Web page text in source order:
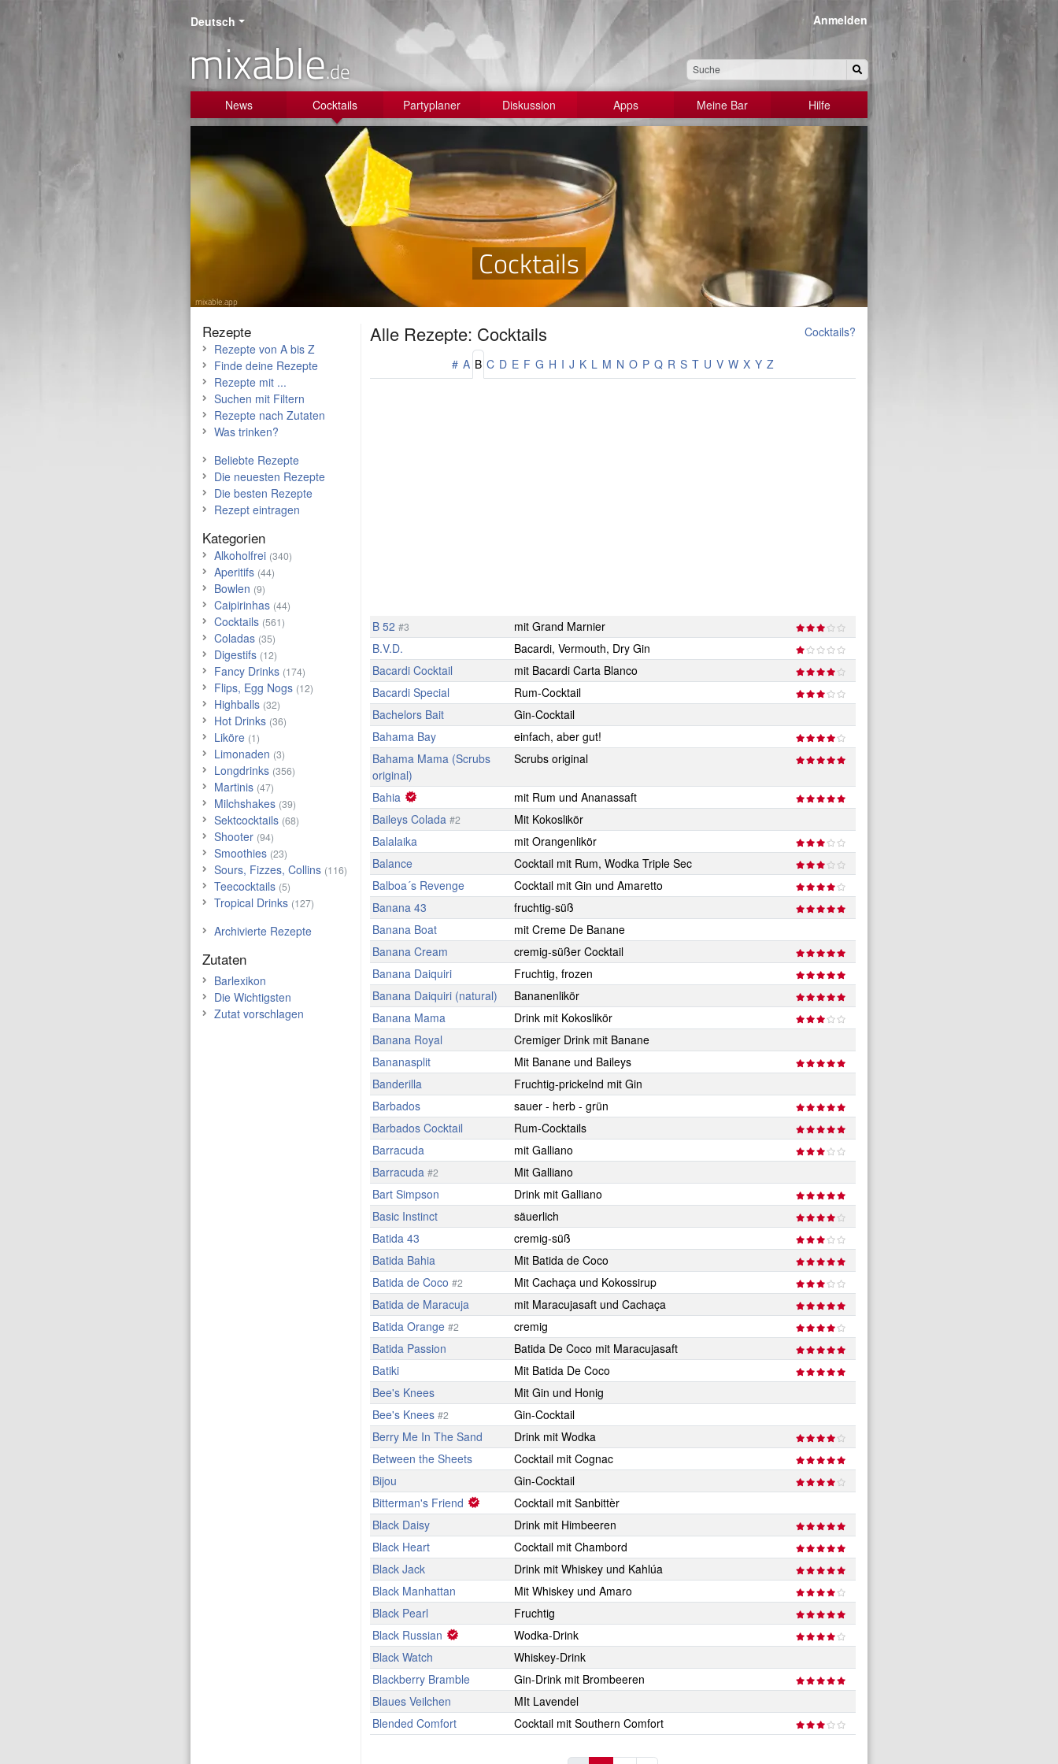
Deutsch
mixable.de
Anmelden
News Cocktails Partyplaner Diskussion Apps Meine Bar Hilfe
Cocktails
Cocktails?
Alle Rezepte: Cocktails
# A B C D E F G H I J K L M N O P Q R S T U V W X Y Z
B 52 #3
mit Grand Marnier
B.V.D.
Bacardi, Vermouth, Dry Gin
Bacardi Cocktail
mit Bacardi Carta Blanco
Bacardi Special
Rum-Cocktail
Bachelors Bait
Gin-Cocktail
Bahama Bay
einfach, aber gut!
Bahama Mama (Scrubs
original)
Scrubs original
Bahia
mit Rum und Ananassaft
Baileys Colada #2
Mit Kokoslikör
Balalaika
mit Orangenlikör
Balance
Cocktail mit Rum, Wodka Triple Sec
Balboa´s Revenge
Cocktail mit Gin und Amaretto
Banana 43
fruchtig-süß
Banana Boat
mit Creme De Banane
Banana Cream
cremig-süßer Cocktail
Banana Daiquiri
Fruchtig, frozen
Banana Daiquiri (natural)
Bananenlikör
Banana Mama
Drink mit Kokoslikör
Banana Royal
Cremiger Drink mit Banane
Bananasplit
Mit Banane und Baileys
Banderilla
Fruchtig-prickelnd mit Gin
Barbados
sauer - herb - grün
Barbados Cocktail
Rum-Cocktails
Barracuda
mit Galliano
Barracuda #2
Mit Galliano
Bart Simpson
Drink mit Galliano
Basic Instinct
säuerlich
Batida 43
cremig-süß
Batida Bahia
Mit Batida de Coco
Batida de Coco #2
Mit Cachaça und Kokossirup
Batida de Maracuja
mit Maracujasaft und Cachaça
Batida Orange #2
cremig
Batida Passion
Batida De Coco mit Maracujasaft
Batiki
Mit Batida De Coco
Bee's Knees
Mit Gin und Honig
Bee's Knees #2
Gin-Cocktail
Berry Me In The Sand
Drink mit Wodka
Between the Sheets
Cocktail mit Cognac
Bijou
Gin-Cocktail
Bitterman's Friend
Cocktail mit Sanbittèr
Black Daisy
Drink mit Himbeeren
Black Heart
Cocktail mit Chambord
Black Jack
Drink mit Whiskey und Kahlúa
Black Manhattan
Mit Whiskey und Amaro
Black Pearl
Fruchtig
Black Russian
Wodka-Drink
Black Watch
Whiskey-Drink
Blackberry Bramble
Gin-Drink mit Brombeeren
Blaues Veilchen
MIt Lavendel
Blended Comfort
Cocktail mit Southern Comfort
Rezepte
Rezepte von A bis Z
Finde deine Rezepte
Rezepte mit ...
Suchen mit Filtern
Rezepte nach Zutaten
Was trinken?
Beliebte Rezepte
Die neuesten Rezepte
Die besten Rezepte
Rezept eintragen
Kategorien
Alkoholfrei (340)
Aperitifs (44)
Bowlen (9)
Caipirinhas (44)
Cocktails (561)
Coladas (35)
Digestifs (12)
Fancy Drinks (174)
Flips, Egg Nogs (12)
Highballs (32)
Hot Drinks (36)
Liköre (1)
Limonaden (3)
Longdrinks (356)
Martinis (47)
Milchshakes (39)
Sektcocktails (68)
Shooter (94)
Smoothies (23)
Sours, Fizzes, Collins (116)
Teecocktails (5)
Tropical Drinks (127)
Archivierte Rezepte
Zutaten
Barlexikon
Die Wichtigsten
Zutat vorschlagen